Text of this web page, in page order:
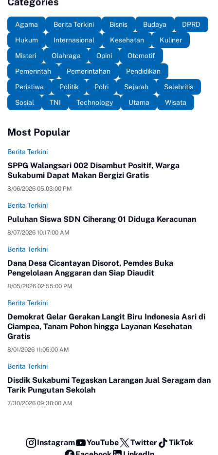
Agama Berita Terkini Bisnis Budaya
DPRD
Hukum
Internasional Kesehatan
Kuliner
Misteri
Olahraga Opini
Otomotif
Pemerintah
Pemerintahan
Pendidikan
Peristiwa
Politik Polri Sejarah
Selebritis
Sosial
TNI Technology Utama Wisata
Most Popular
Berita Terkini
SPPG Walangsari 002 Disambut Positif, Warga
Sukabumi Dapat Makan Bergizi Gratis
8/06/2026 05:03:00 PM
Berita Terkini
Puluhan Siswa SDN Ciherang 01 Diduga Keracunan
8/07/2026 10:17:00 AM
Berita Terkini
Dana Desa Cicantayan Disorot, Pemdes Buka
Pengelolaan Anggaran dan Siap Diaudit
8/05/2026 02:55:00 PM
Berita Terkini
Demokrat Gelar Gerakan Langit Biru Indonesia Asri di
Ciampea, Tanam Pohon hingga Layanan Kesehatan
Gratis
8/01/2026 11:05:00 AM
Berita Terkini
Disdik Sukabumi Tegaskan Larangan Jual Seragam dan
Tarik Pungutan Sekolah
7/30/2026 09:30:00 AM
Instagram YouTube Twitter
TikTok